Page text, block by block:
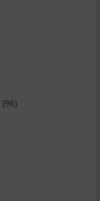
(96)